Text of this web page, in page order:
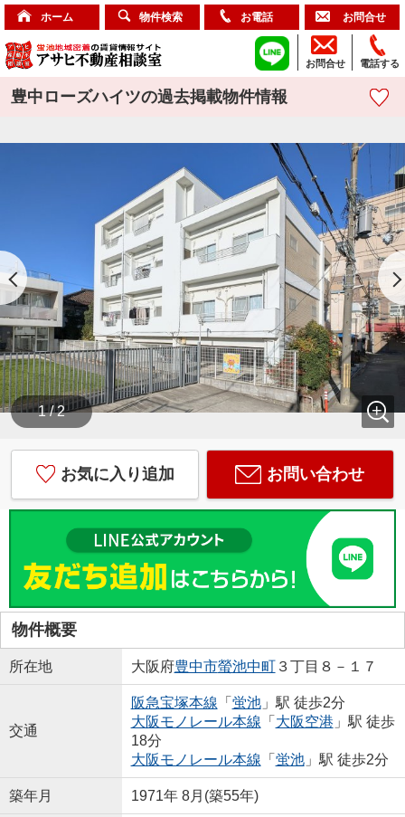
ホーム 物件検索 お電話 お問合せ
電話する
お問合せ
豊中ローズハイツの過去掲載物件情報
1 / 2
お気に入り追加 お問い合わせ
物件概要
所在地 大阪府豊中市螢池中町３丁目８－１７
交通
阪急宝塚本線 「 蛍池」駅 徒歩2分
大阪モノレール本線 「 大阪空港 」駅 徒歩
18分
大阪モノレール本線 「 蛍池」駅 徒歩2分
築年月 1971年 8月(築55年)